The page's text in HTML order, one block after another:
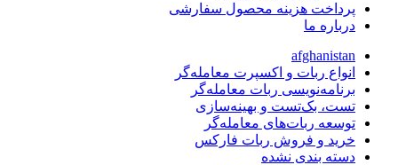
پرداخت هزینه محصول سفارشی
درباره ما
afghanistan
انواع ربات و اکسپرت معامله‌گر
برنامه‌نویسی ربات معامله‌گر
تست، بک‌تست و بهینه‌سازی
توسعه ربات‌های معامله‌گر
خرید و فروش ربات فارکس
دسته بندی نشده